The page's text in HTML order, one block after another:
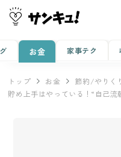
お金 家事テク
トップ お金
節約/やりく
貯め上手はやっている！“自己流